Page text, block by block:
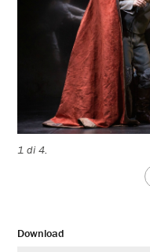
1 di 4.
Download